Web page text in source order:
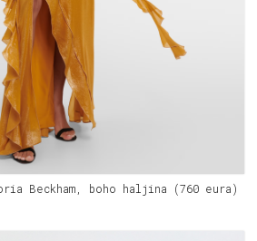
Beckham, boho haljina (760 eura)